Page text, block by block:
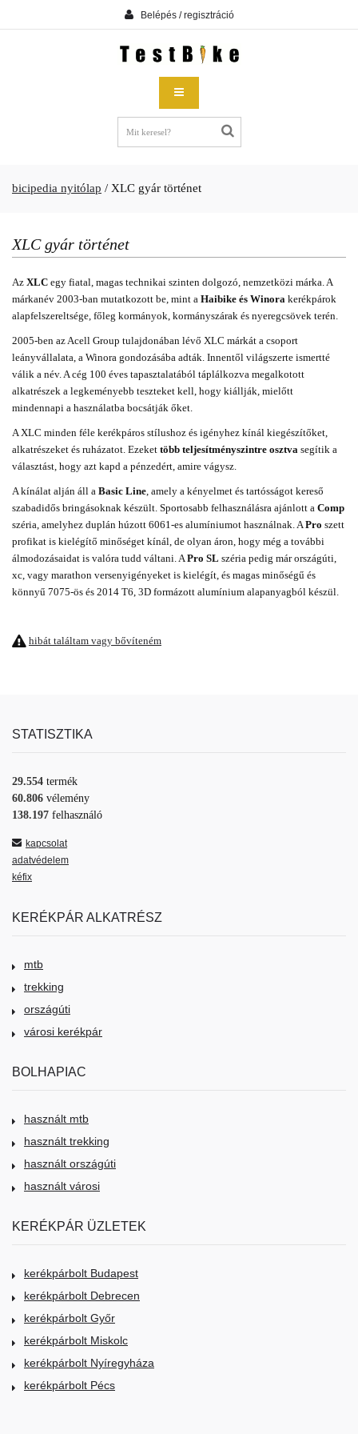
Belépés / regisztráció
bicipedia nyitólap / XLC gyár történet
XLC gyár történet
Az XLC egy fiatal, magas technikai szinten dolgozó, nemzetközi márka. A
márkanév 2003-ban mutatkozott be, mint a Haibike és Winora kerékpárok
alapfelszereltsége, főleg kormányok, kormányszárak és nyeregcsövek terén.
2005-ben az Acell Group tulajdonában lévő XLC márkát a csoport
leányvállalata, a Winora gondozásába adták. Innentől világszerte ismertté
válik a név. A cég 100 éves tapasztalatából táplálkozva megalkotott
alkatrészek a legkeményebb teszteket kell, hogy kiállják, mielőtt
mindennapi a használatba bocsátják őket.
A XLC minden féle kerékpáros stílushoz és igényhez kínál kiegészítőket,
alkatrészeket és ruházatot. Ezeket több teljesítményszintre osztva segítik a
választást, hogy azt kapd a pénzedért, amire vágysz.
A kínálat alján áll a Basic Line, amely a kényelmet és tartósságot kereső
szabadidős bringásoknak készült. Sportosabb felhasználásra ajánlott a Comp
széria, amelyhez duplán húzott 6061-es alumíniumot használnak. APro szett
profikat is kielégítő minőséget kínál, de olyan áron, hogy még a további
álmodozásaidat is valóra tudd váltani. APro SL széria pedig már országúti,
xc, vagy marathon versenyigényeket is kielégít, és magas minőségű és
könnyű 7075-ös és 2014 T6, 3D formázott alumínium alapanyagból készül.
hibát találtam vagy bővíteném
STATISZTIKA
29.554 termék
60.806 vélemény
138.197 felhasználó
kapcsolat
adatvédelem
kéfix
KERÉKPÁR ALKATRÉSZ
mtb
trekking
országúti
városi kerékpár
BOLHAPIAC
használt mtb
használt trekking
használt országúti
használt városi
KERÉKPÁR ÜZLETEK
kerékpárbolt Budapest
kerékpárbolt Debrecen
kerékpárbolt Győr
kerékpárbolt Miskolc
kerékpárbolt Nyíregyháza
kerékpárbolt Pécs